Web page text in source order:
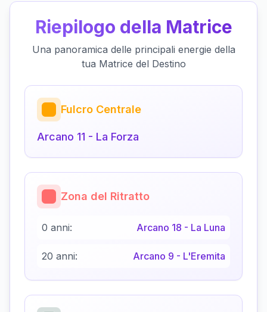
Riepilogo della Matrice
Una panoramica delle principali energie della
tua Matrice del Destino
Fulcro Centrale
Arcano 11 - La Forza
Zona del Ritratto
0 anni: Arcano 18 - La Luna
20 anni: Arcano 9 - L'Eremita